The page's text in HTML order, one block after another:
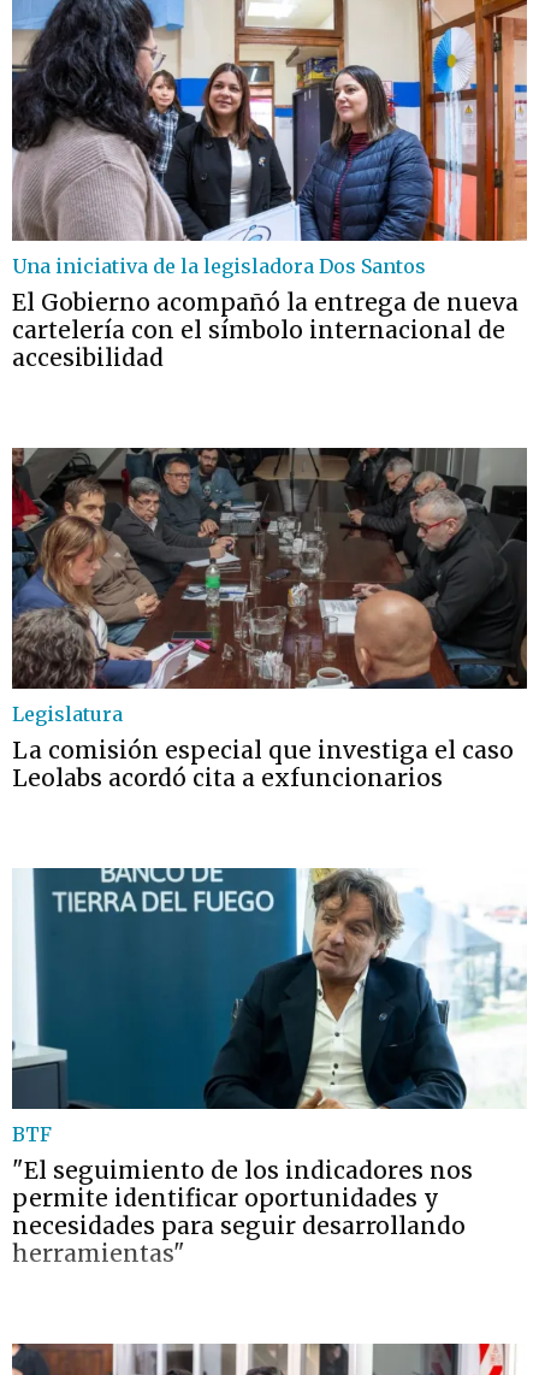
Una iniciativa de la legisladora Dos Santos
El Gobierno acompañó la entrega de nueva
cartelería con el símbolo internacional de
accesibilidad
Legislatura
La comisión especial que investiga el caso
Leolabs acordó cita a exfuncionarios
BTF
"El seguimiento de los indicadores nos
permite identificar oportunidades y
necesidades para seguir desarrollando
herramientas"